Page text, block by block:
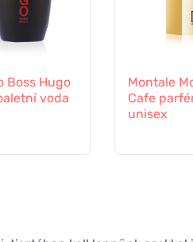
Boss Hugo
voda
Montale
Cafe
unisex